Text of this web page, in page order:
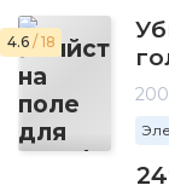
4.6 / 18